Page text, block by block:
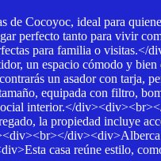
Cocoyoc, ideal para
perfecto tanto para vivir
para familia o
un espacio cómodo y
un asador con
equipada con filtro,
interior.</
la propiedad incluye
casa reúne estilo,